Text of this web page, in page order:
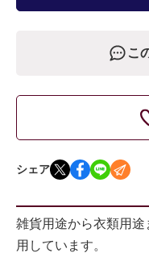
こ
シェア
雑貨用途から衣類用
用しています。